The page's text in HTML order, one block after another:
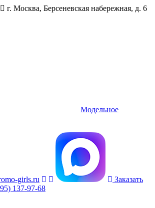
г. Москва, Берсеневская набережная, д. 6
Модельное
girls.ru
Заказать
137-97-68